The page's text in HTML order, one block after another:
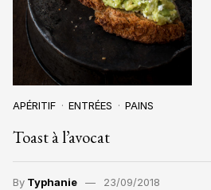
APÉRITIF ENTRÉES PAINS
Toast à l’avocat
By Typhanie 23/09/2018